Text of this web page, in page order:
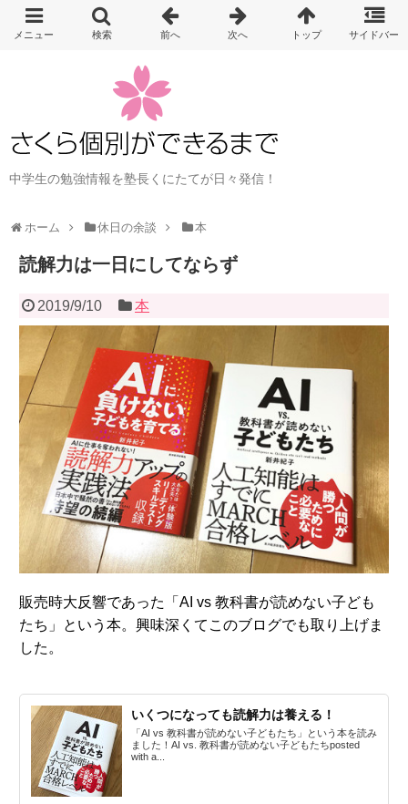
中学生の勉強情報を塾長くにたてが日々発信！
ホーム 休日の余談 本
読解力は一日にしてならず
2019/9/10 本
販売時大反響であった「AI vs 教科書が読めない子ども
たち」という本。興味深くてこのブログでも取り上げま
した。
いくつになっても読解力は養える！
「AI vs 教科書が読めない子どもたち」という本を読み
ました！AI vs. 教科書が読めない子どもたちposted
with a...